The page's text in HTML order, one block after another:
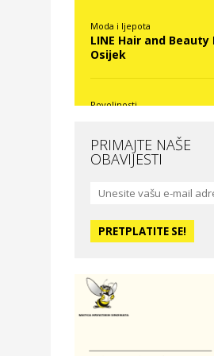
Moda i ljepota
LINE Hair and Beauty
Osijek
Povoljnosti
Moda i ljepota
studio – Osijek
Zdravlje i osiguranje
PRIMAJTE NAŠE
OBAVIJESTI